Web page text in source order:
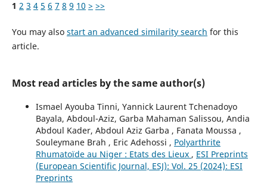
1 2 3 4 5 6 7 8 9 10 > >>
You may also start an advanced similarity search for this
article.
Most read articles by the same author(s)
Ismael Ayouba Tinni, Yannick Laurent Tchenadoyo
Bayala, Abdoul-Aziz, Garba Mahaman Salissou, Andia
Abdoul Kader, Abdoul Aziz Garba , Fanata Moussa ,
Souleymane Brah , Eric Adehossi , Polyarthrite
Rhumatoïde au Niger : Etats des Lieux , ESI Preprints
(European Scientific Journal, ESJ): Vol. 25 (2024): ESI
Preprints